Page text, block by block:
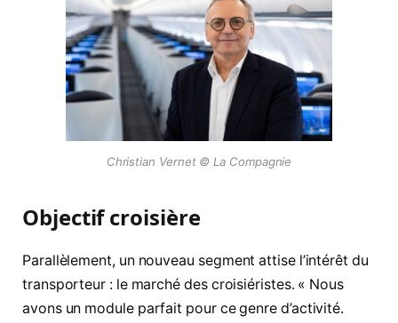
Christian Vernet © La Compagnie
Objectif croisière
Parallèlement, un nouveau segment attise l’intérêt du
transporteur : le marché des croisiéristes. « Nous
avons un module parfait pour ce genre d’activité.